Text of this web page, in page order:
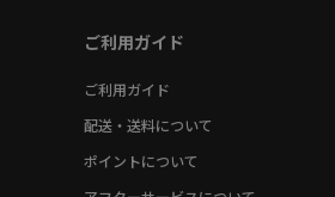
ご利用ガイド
ご利用ガイド
配送・送料について
ポイントについて